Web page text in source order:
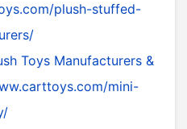
plush-stuffed-
Toys Manufacturers &
mini-